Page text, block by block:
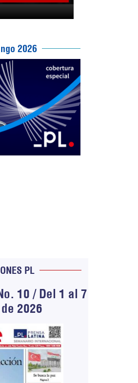
2026
PL
10 / Del 1 al 7
2026